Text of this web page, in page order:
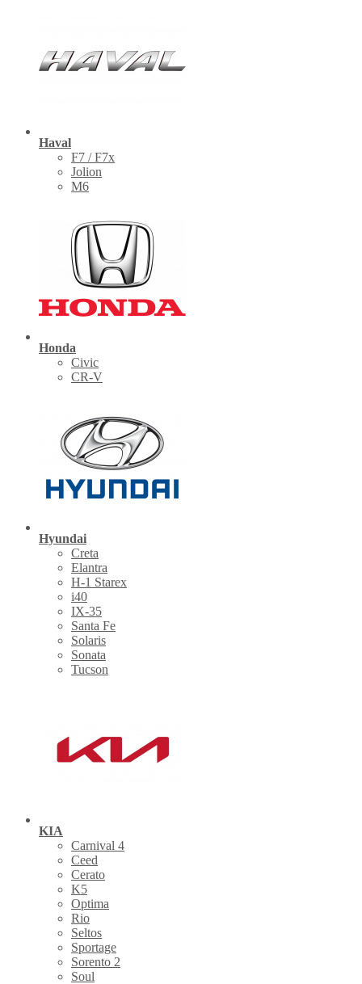
Haval
F7 / F7x
Jolion
M6
Honda
Civic
CR-V
Hyundai
Creta
Elantra
H-1 Starex
i40
IX-35
Santa Fe
Solaris
Sonata
Tucson
KIA
Carnival 4
Ceed
Cerato
K5
Optima
Rio
Seltos
Sportage
Sorento 2
Soul